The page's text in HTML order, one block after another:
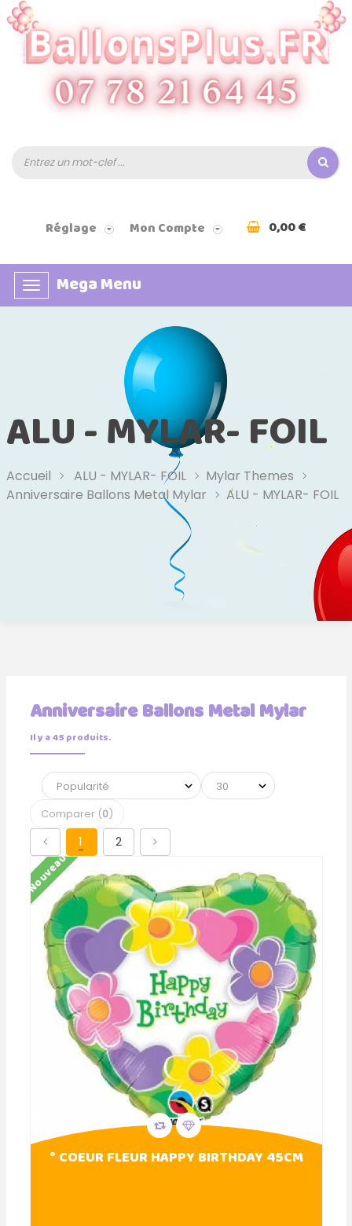
Réglage Mon Compte 0,00 €
Basculer
la
Mega Menu
ALU - MYLAR- FOIL
Accueil ALU - MYLAR- FOIL
Mylar Themes
Anniversaire Ballons Metal Mylar
ALU - MYLAR- FOIL
Anniversaire Ballons Metal Mylar
Il y a 45 produits.
Comparer (0)
1 2
Nouveau
° COEUR FLEUR HAPPY BIRTHDAY 45CM